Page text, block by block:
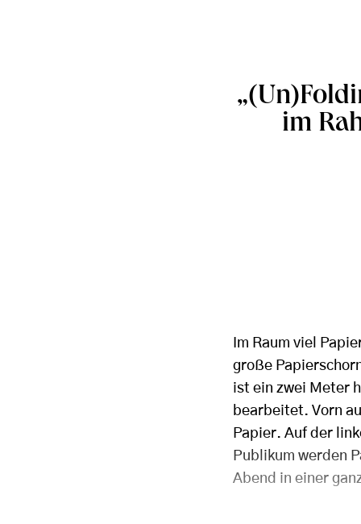
im
Im Raum viel
große
ist ein zwei Meter
bearbeitet. Vorn
Papier. Auf der
Publikum werden
Abend in einer